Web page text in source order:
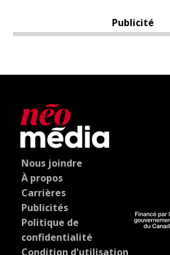
Publicité
Nous joindre
À propos
Carrières
Publicités
Politique de
confidentialité
Condition d'utilisation